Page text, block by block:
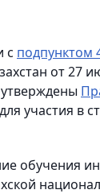
с подпунктом
от 27
участия в
обучения